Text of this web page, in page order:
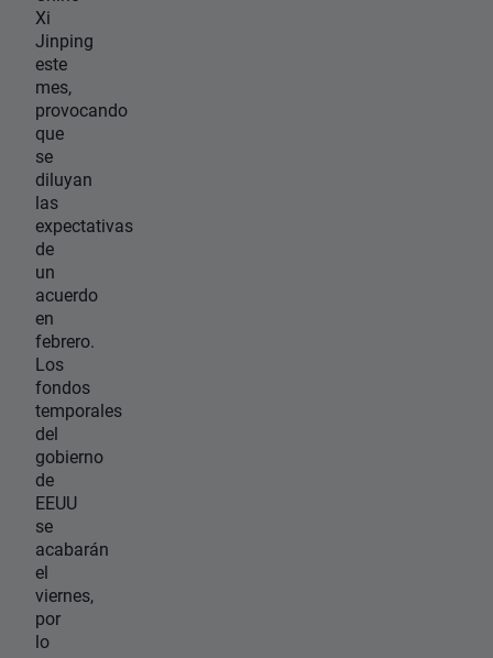
Xi
Jinping
este
mes,
provocando
que
se
diluyan
las
expectativas
de
un
acuerdo
en
febrero.
Los
fondos
temporales
del
gobierno
de
EEUU
se
acabarán
el
viernes,
por
lo